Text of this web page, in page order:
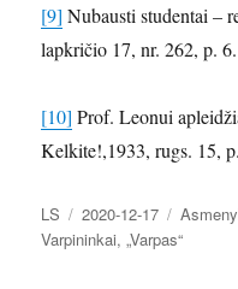
[9] Nubausti studentai –
lapkričio 17, nr. 262, p. 6.
[10] Prof. Leonui
Kelkite!,1933, rugs. 15,
Autorius
LS Paskelbta
2020-12-17
Varpininkai, „Varpas“